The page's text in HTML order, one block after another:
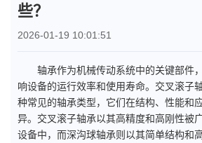
些？
2026-01-19 10:01:51
轴承作为机械传动系统中的关键部件
响设备的运行效率和使用寿命。交叉滚子
种常见的轴承类型，它们在结构、性能和
异。交叉滚子轴承以其高精度和高刚性被
设备中，而深沟球轴承则以其简单结构和